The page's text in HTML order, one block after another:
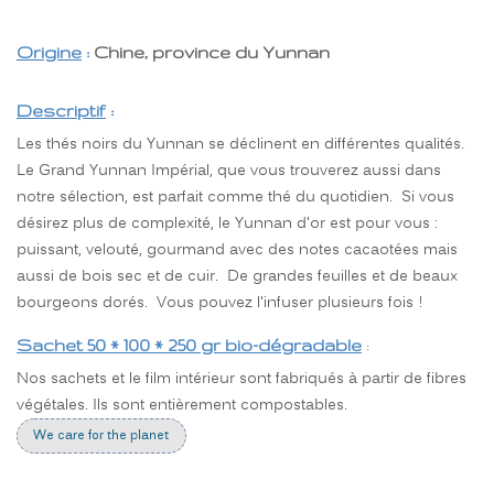
Origine : Chine, province du Yunnan
Descriptif:
Les thés noirs du Yunnan se déclinent en différentes qualités.
Le Grand Yunnan Impérial, que vous trouverez aussi dans
notre sélection, est parfait comme thé du quotidien. Si vous
désirez plus de complexité, le Yunnan d'or est pour vous :
puissant, velouté, gourmand avec des notes cacaotées mais
aussi de bois sec et de cuir. De grandes feuilles et de beaux
bourgeons dorés. Vous pouvez l'infuser plusieurs fois !
Sachet 50 * 100 * 250 gr bio-dégradable :
Nos sachets et le film intérieur sont fabriqués à partir de fibres
végétales. Ils sont entièrement compostables.
We care for the planet